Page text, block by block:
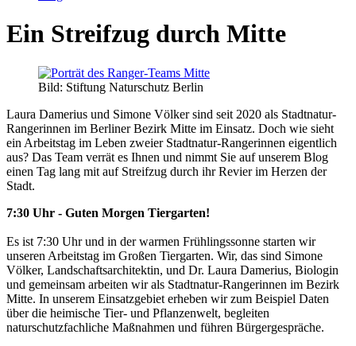
Ein Streifzug durch Mitte
Bild: Stiftung Naturschutz Berlin
Laura Damerius und Simone Völker sind seit 2020 als Stadtnatur-
Rangerinnen im Berliner Bezirk Mitte im Einsatz. Doch wie sieht
ein Arbeitstag im Leben zweier Stadtnatur-Rangerinnen eigentlich
aus? Das Team verrät es Ihnen und nimmt Sie auf unserem Blog
einen Tag lang mit auf Streifzug durch ihr Revier im Herzen der
Stadt.
7:30 Uhr - Guten Morgen Tiergarten!
Es ist 7:30 Uhr und in der warmen Frühlingssonne starten wir
unseren Arbeitstag im Großen Tiergarten. Wir, das sind Simone
Völker, Landschaftsarchitektin, und Dr. Laura Damerius, Biologin
und gemeinsam arbeiten wir als Stadtnatur-Rangerinnen im Bezirk
Mitte. In unserem Einsatzgebiet erheben wir zum Beispiel Daten
über die heimische Tier- und Pflanzenwelt, begleiten
naturschutzfachliche Maßnahmen und führen Bürgergespräche.